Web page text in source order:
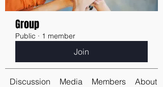
Group
Public · 1 member
Join
Discussion Media Members About